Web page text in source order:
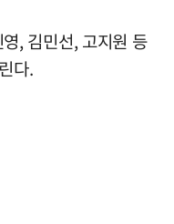
, 김민선, 고지원 등
다.